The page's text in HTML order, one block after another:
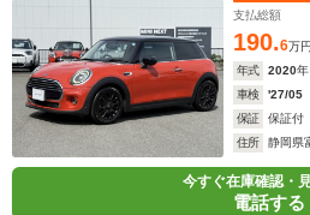
支払総額
190.6万円
年式
2020年
車検
'27/05
保証
保証付
住所
静岡県
今すぐ在庫確認・
電話する